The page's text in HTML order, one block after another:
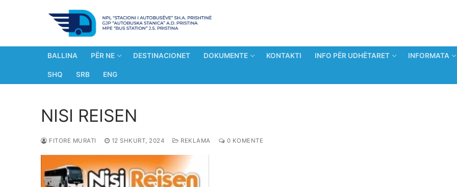
BALLINA PËR NE DESTINACIONET DOKUMENTE KONTAKTI INFO PËR UDHËTARET INFORMATA
SHQ SRB ENG
NISI REISEN
FITORE MURATI 12 SHKURT, 2024 REKLAMA 0 KOMENTE